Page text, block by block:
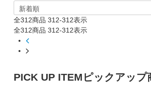
全312商品312-312表示
全312商品312-312表示
PICK UP ITEM ピックアップ